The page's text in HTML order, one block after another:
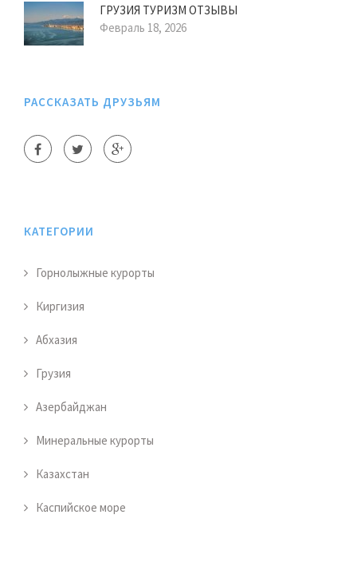
ГРУЗИЯ ТУРИЗМ ОТЗЫВЫ
Февраль 18, 2026
РАССКАЗАТЬ ДРУЗЬЯМ
КАТЕГОРИИ
Горнолыжные курорты
Киргизия
Абхазия
Грузия
Азербайджан
Минеральные курорты
Казахстан
Каспийское море